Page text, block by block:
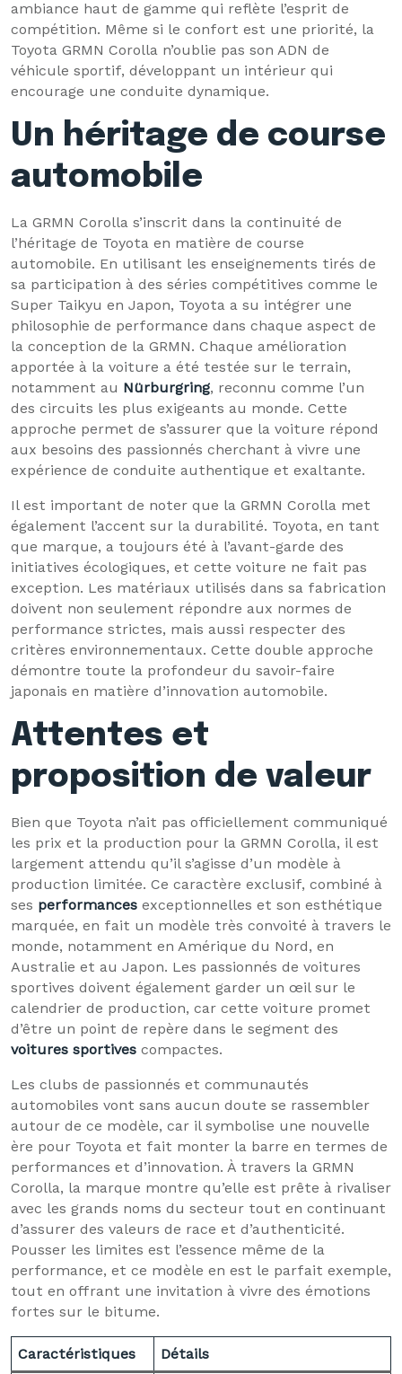
ambiance haut de gamme qui reflète l’esprit de
compétition. Même si le confort est une priorité, la
Toyota GRMN Corolla n’oublie pas son ADN de
véhicule sportif, développant un intérieur qui
encourage une conduite dynamique.
Un héritage de course
automobile
La GRMN Corolla s’inscrit dans la continuité de
l’héritage de Toyota en matière de course
automobile. En utilisant les enseignements tirés de
sa participation à des séries compétitives comme le
Super Taikyu en Japon, Toyota a su intégrer une
philosophie de performance dans chaque aspect de
la conception de la GRMN. Chaque amélioration
apportée à la voiture a été testée sur le terrain,
notamment au Nürburgring, reconnu comme l’un
des circuits les plus exigeants au monde. Cette
approche permet de s’assurer que la voiture répond
aux besoins des passionnés cherchant à vivre une
expérience de conduite authentique et exaltante.
Il est important de noter que la GRMN Corolla met
également l’accent sur la durabilité. Toyota, en tant
que marque, a toujours été à l’avant-garde des
initiatives écologiques, et cette voiture ne fait pas
exception. Les matériaux utilisés dans sa fabrication
doivent non seulement répondre aux normes de
performance strictes, mais aussi respecter des
critères environnementaux. Cette double approche
démontre toute la profondeur du savoir-faire
japonais en matière d’innovation automobile.
Attentes et
proposition de valeur
Bien que Toyota n’ait pas officiellement communiqué
les prix et la production pour la GRMN Corolla, il est
largement attendu qu’il s’agisse d’un modèle à
production limitée. Ce caractère exclusif, combiné à
ses performances exceptionnelles et son esthétique
marquée, en fait un modèle très convoité à travers le
monde, notamment en Amérique du Nord, en
Australie et au Japon. Les passionnés de voitures
sportives doivent également garder un œil sur le
calendrier de production, car cette voiture promet
d’être un point de repère dans le segment des
voitures sportives compactes.
Les clubs de passionnés et communautés
automobiles vont sans aucun doute se rassembler
autour de ce modèle, car il symbolise une nouvelle
ère pour Toyota et fait monter la barre en termes de
performances et d’innovation. À travers la GRMN
Corolla, la marque montre qu’elle est prête à rivaliser
avec les grands noms du secteur tout en continuant
d’assurer des valeurs de race et d’authenticité.
Pousser les limites est l’essence même de la
performance, et ce modèle en est le parfait exemple,
tout en offrant une invitation à vivre des émotions
fortes sur le bitume.
Caractéristiques Détails